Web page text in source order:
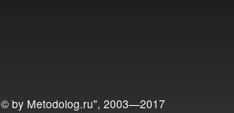
by Metodolog.ru", 2003—2017